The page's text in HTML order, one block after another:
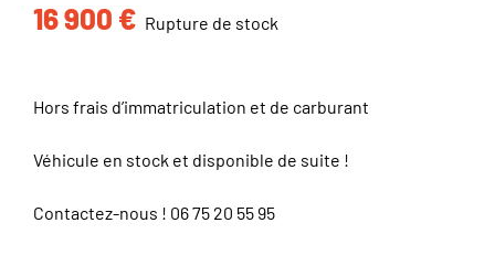
16 900 € Rupture de stock
Hors frais d’immatriculation et de carburant
Véhicule en stock et disponible de suite !
Contactez-nous ! 06 75 20 55 95